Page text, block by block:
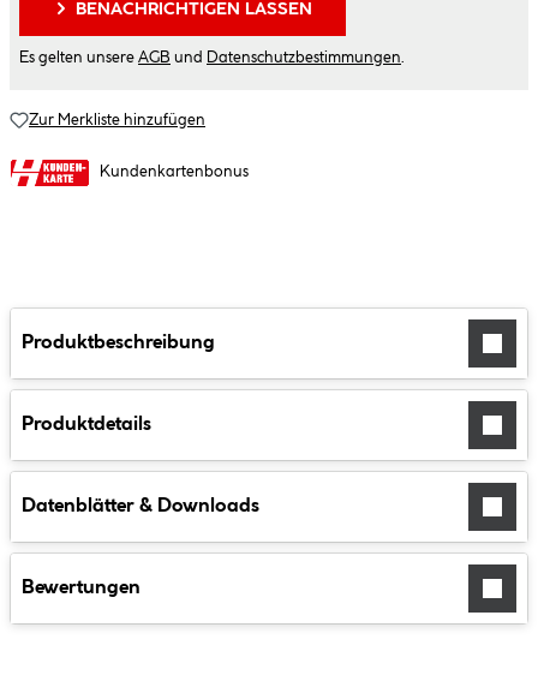
BENACHRICHTIGEN LASSEN
Es gelten unsere AGB und Datenschutzbestimmungen
Zur Merkliste hinzufügen
Kundenkartenbonus
Produktbeschreibung
Produktdetails
Datenblätter & Downloads
Bewertungen